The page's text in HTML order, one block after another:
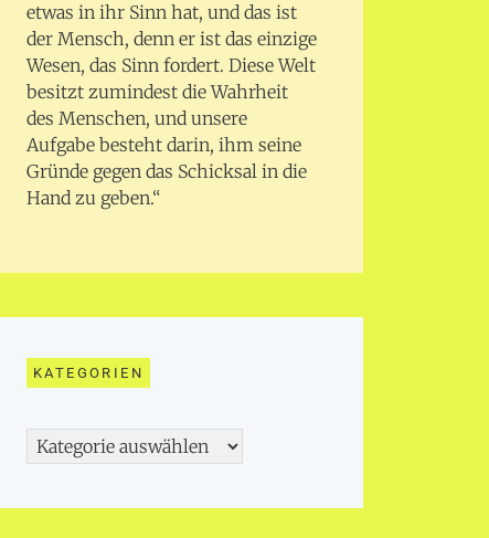
etwas in ihr Sinn hat, und das ist
der Mensch, denn er ist das einzige
Wesen, das Sinn fordert. Diese Welt
besitzt zumindest die Wahrheit
des Menschen, und unsere
Aufgabe besteht darin, ihm seine
Gründe gegen das Schicksal in die
Hand zu geben.“
KATEGORIEN
Kategorien